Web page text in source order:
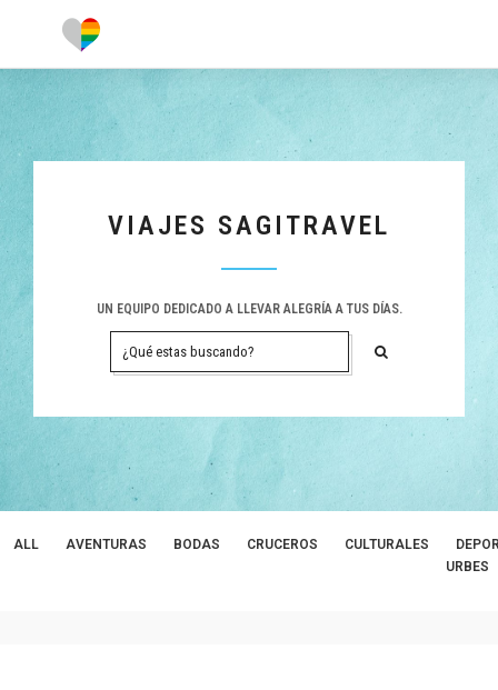
VIAJES SAGITRAVEL
UN EQUIPO DEDICADO A LLEVAR ALEGRÍA A TUS DÍAS.
ALL AVENTURAS BODAS CRUCEROS CULTURALES
URBES